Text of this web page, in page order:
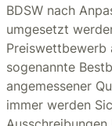
BDSW nach
umgesetzt
Preiswettbewerb
sogenannte
angemessener
immer werden